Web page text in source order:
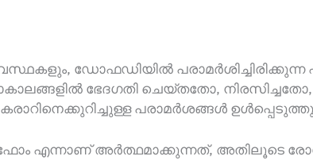
ഡോഫഡിയിൽ
ഭേദഗതി ചെയ്തതോ,
പരാമർശങ്ങൾ
എന്നാണ് അർത്ഥമാക്കുന്നത്, അതിലൂടെ